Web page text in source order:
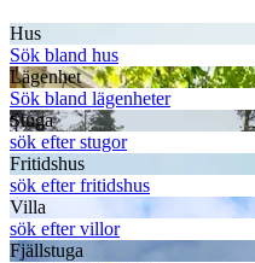
Hus
Sök bland hus
Lägenhet
Sök bland lägenheter
Stuga
sök efter stugor
Fritidshus
sök efter fritidshus
Villa
sök efter villor
Fjällstuga